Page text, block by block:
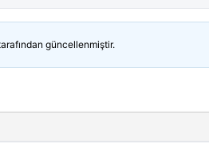
güncellenmiştir.